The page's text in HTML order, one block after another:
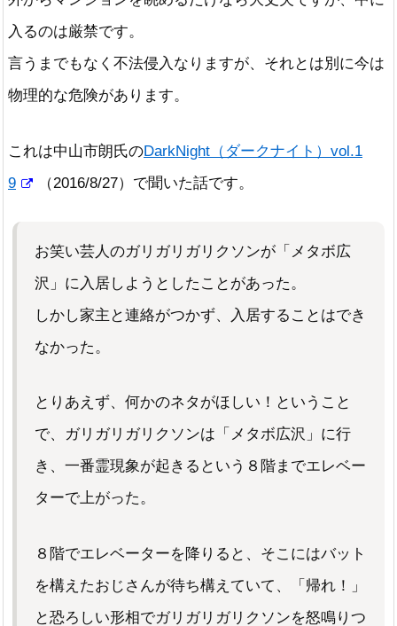
入るのは厳禁です。
言うまでもなく不法侵入なりますが、それとは別に今は
物理的な危険があります。
これは中山市朗氏のDarkNight（ダークナイト）vol.1
9
（2016/8/27）で聞いた話です。
お笑い芸人のガリガリガリクソンが「メタボ広
沢」に入居しようとしたことがあった。
しかし家主と連絡がつかず、入居することはでき
なかった。
とりあえず、何かのネタがほしい！ということ
で、ガリガリガリクソンは「メタボ広沢」に行
き、一番霊現象が起きるという８階までエレベー
ターで上がった。
８階でエレベーターを降りると、そこにはバット
を構えたおじさんが待ち構えていて、「帰れ！」
と恐ろしい形相でガリガリガリクソンを怒鳴りつ